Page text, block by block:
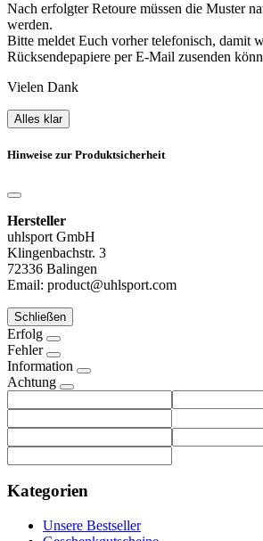
Nach erfolgter Retoure müssen die Muster
werden.
Bitte meldet Euch vorher telefonisch, damit
Rücksendepapiere per E-Mail zusenden
Vielen Dank
Alles klar
Hinweise zur Produktsicherheit
Hersteller
uhlsport GmbH
Klingenbachstr. 3
72336 Balingen
Email: product@uhlsport.com
Schließen
Erfolg
Fehler
Information
Achtung
Kategorien
Unsere Bestseller